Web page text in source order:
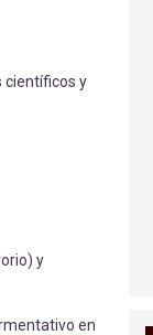
científicos y
y
en